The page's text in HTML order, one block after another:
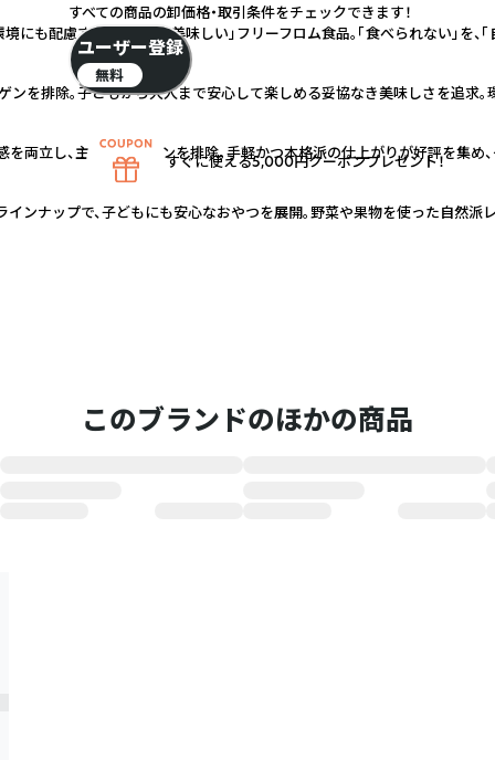
も配慮する「疑いなく美味しい」フリーフロム食品。「食べられない」を、「
を排除。子どもから大人まで安心して楽しめる妥協なき美味しさを追求
両立し、主要アレルゲンを排除。手軽かつ本格派の仕上がりが好評を集め
ンナップで、子どもにも安心なおやつを展開。野菜や果物を使った自然派
このブランドのほかの商品
すべての商品の卸価格・取引条件をチェックできます！
ユーザー登録
無料
すぐに使える5,000円クーポンプレゼント！